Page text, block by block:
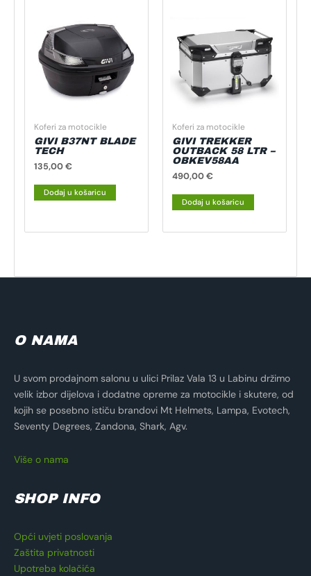
Koferi za motocikle
GIVI B37NT BLADE
TECH
135,00€
Dodaj u košaricu
Koferi za motocikle
GIVI TREKKER
OUTBACK 58 LTR –
OBKEV58AA
490,00€
Dodaj u košaricu
O NAMA
U svom prodajnom salonu u ulici Prilaz Vala 13 u Labinu držimo
velik izbor dijelova i dodatne opreme za motocikle i skutere, od
kojih se posebno ističu brandovi Mt Helmets, Lampa, Evotech,
Seventy Degrees, Zandona, Shark, Agv.
Više o nama
SHOP INFO
Opći uvjeti poslovanja
Zaštita privatnosti
Upotreba kolačića